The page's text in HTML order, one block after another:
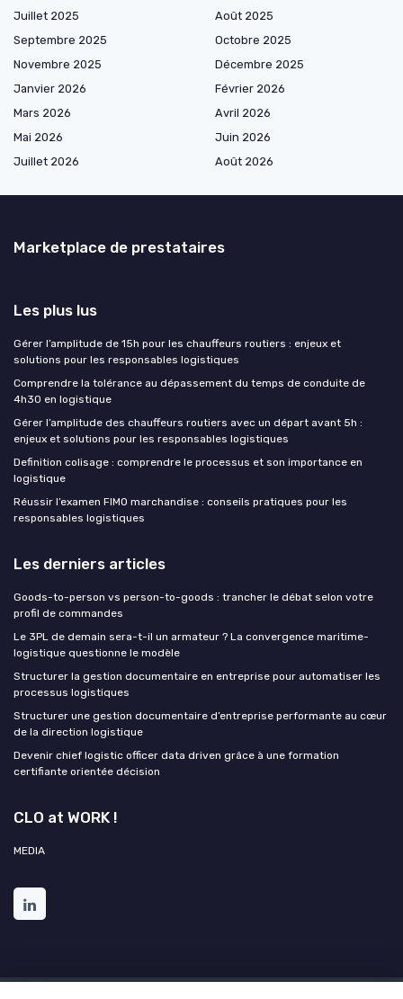
Juillet 2025
Août 2025
Septembre 2025
Octobre 2025
Novembre 2025
Décembre 2025
Janvier 2026
Février 2026
Mars 2026
Avril 2026
Mai 2026
Juin 2026
Juillet 2026
Août 2026
Marketplace de prestataires
Les plus lus
Gérer l’amplitude de 15h pour les chauffeurs routiers : enjeux et
solutions pour les responsables logistiques
Comprendre la tolérance au dépassement du temps de conduite de
4h30 en logistique
Gérer l’amplitude des chauffeurs routiers avec un départ avant 5h :
enjeux et solutions pour les responsables logistiques
Definition colisage : comprendre le processus et son importance en
logistique
Réussir l’examen FIMO marchandise : conseils pratiques pour les
responsables logistiques
Les derniers articles
Goods-to-person vs person-to-goods : trancher le débat selon votre
profil de commandes
Le 3PL de demain sera-t-il un armateur ? La convergence maritime-
logistique questionne le modèle
Structurer la gestion documentaire en entreprise pour automatiser les
processus logistiques
Structurer une gestion documentaire d’entreprise performante au cœur
de la direction logistique
Devenir chief logistic officer data driven grâce à une formation
certifiante orientée décision
CLO at WORK !
MEDIA